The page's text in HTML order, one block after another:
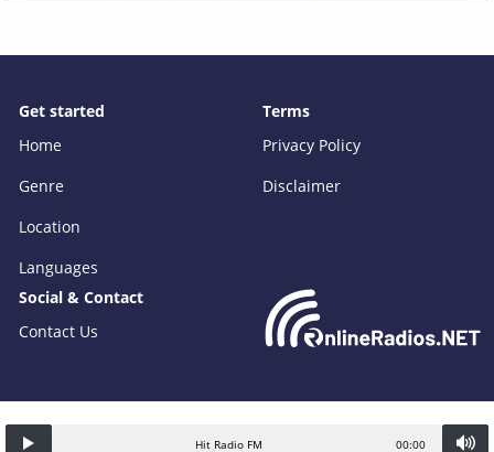
Hit Radio FM 00:00
Get started
Home
Genre
Location
Languages
Terms
Privacy Policy
Disclaimer
Social & Contact
Contact Us